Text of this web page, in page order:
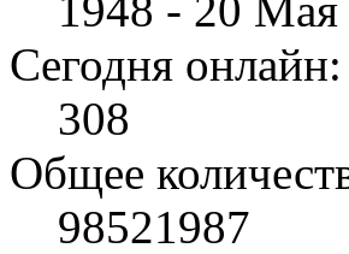
Сегодня онлайн:
308
Общее
98521987